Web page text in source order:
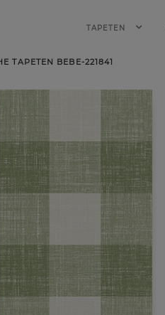
TAPETEN
TAPETEN BEBE-221841